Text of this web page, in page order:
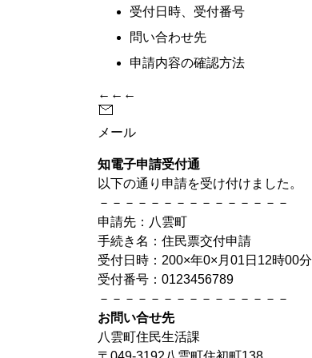
受付日時、受付番号
問い合わせ先
申請内容の確認方法
←←←
メール
知電子申請受付通
以下の通り申請を受け付けました。
－－－－－－－－－－－－－－－
申請先：八雲町
手続き名：住民票交付申請
受付日時：200×年0×月01日12時00分
受付番号：0123456789
－－－－－－－－－－－－－－－
お問い合せ先
八雲町住民生活課